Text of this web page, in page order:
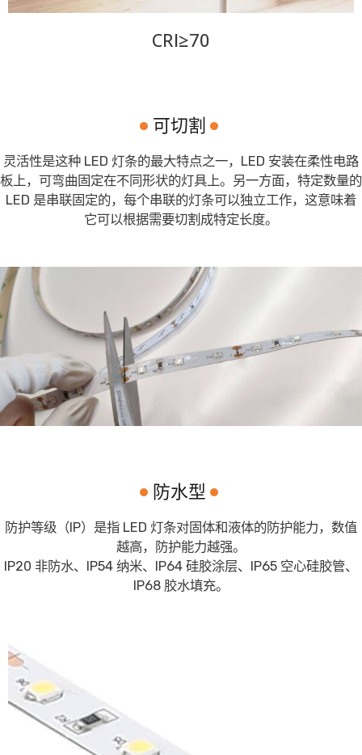
CRI≥70
可切割
灵活性是这种 LED 灯条的最大特点之一，LED 安装在柔性电路
板上，可弯曲固定在不同形状的灯具上。另一方面，特定数量的
LED 是串联固定的，每个串联的灯条可以独立工作，这意味着
它可以根据需要切割成特定长度。
防水型
防护等级（IP）是指 LED 灯条对固体和液体的防护能力，数值
越高，防护能力越强。
IP20 非防水、IP54 纳米、IP64 硅胶涂层、IP65 空心硅胶管、
IP68 胶水填充。